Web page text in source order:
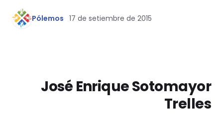
Pólemos 17 de setiembre de 2015
José Enrique Sotomayor
Trelles